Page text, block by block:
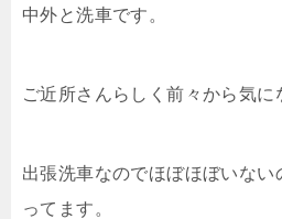
中外と洗車です。
ご近所さんらしく前々から気に
出張洗車なのでほぼほぼいない
ってます。